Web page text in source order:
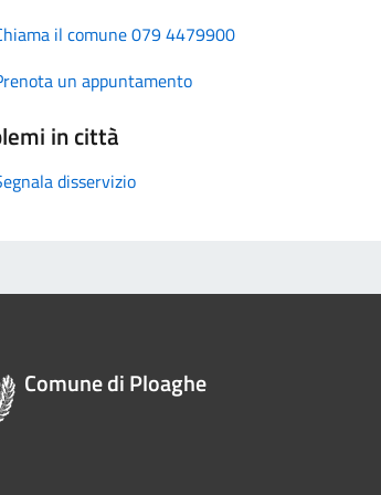
il comune 079 4479900
un appuntamento
in città
disservizio
Comune di Ploaghe